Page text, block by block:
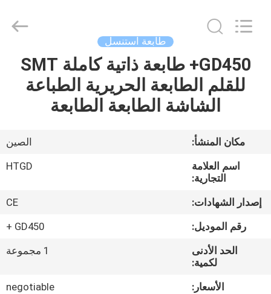
بيت
منتجات
مقاطع
الفيديو
معلومات
جولة
المصنع
TECHNOLOGY
LIMITED.
Reserved.
طابعة استنسل
GD450+ طابعة ذاتية كاملة SMT
للقلم الطابعة الحريرية الطباعة
الشاشة الطابعة الطابعة
مكان المنشأ:
الصين
اسم العلامة
التجارية:
HTGD
إصدار الشهادات:
CE
رقم الموديل:
GD450 +
الحد الأدنى
لكمية:
1 مجموعة
الأسعار:
negotiable